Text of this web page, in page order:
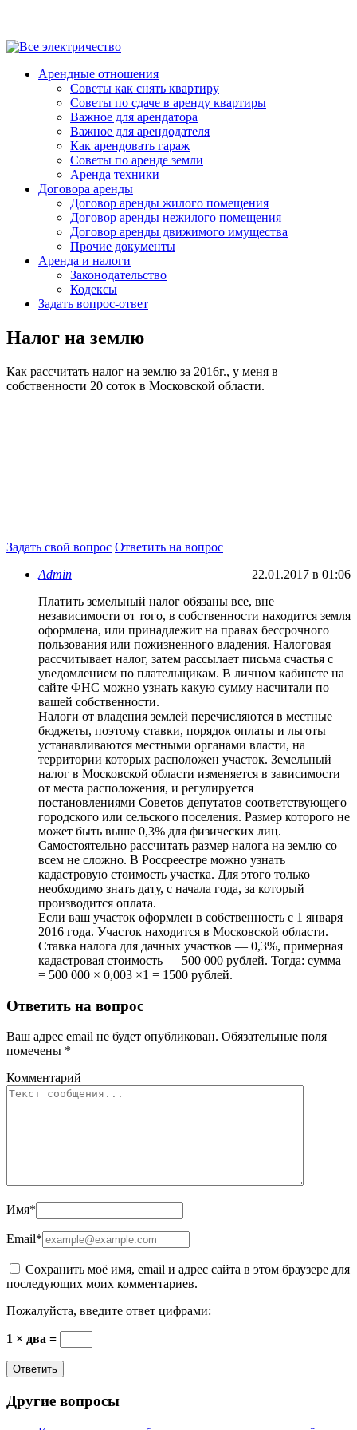
Арендные отношения
Советы как снять квартиру
Советы по сдаче в аренду квартиры
Важное для арендатора
Важное для арендодателя
Как арендовать гараж
Советы по аренде земли
Аренда техники
Договора аренды
Договор аренды жилого помещения
Договор аренды нежилого помещения
Договор аренды движимого имущества
Прочие документы
Аренда и налоги
Законодательство
Кодексы
Задать вопрос-ответ
Налог на землю
Как рассчитать налог на землю за 2016г., у меня в
собственности 20 соток в Московской области.
Задать свой вопрос Ответить на вопрос
22.01.2017 в 01:06
Admin
Платить земельный налог обязаны все, вне
независимости от того, в собственности находится земля
оформлена, или принадлежит на правах бессрочного
пользования или пожизненного владения. Налоговая
рассчитывает налог, затем рассылает письма счастья с
уведомлением по плательщикам. В личном кабинете на
сайте ФНС можно узнать какую сумму насчитали по
вашей собственности.
Налоги от владения землей перечисляются в местные
бюджеты, поэтому ставки, порядок оплаты и льготы
устанавливаются местными органами власти, на
территории которых расположен участок. Земельный
налог в Московской области изменяется в зависимости
от места расположения, и регулируется
постановлениями Советов депутатов соответствующего
городского или сельского поселения. Размер которого не
может быть выше 0,3% для физических лиц.
Самостоятельно рассчитать размер налога на землю со
всем не сложно. В Россреестре можно узнать
кадастровую стоимость участка. Для этого только
необходимо знать дату, с начала года, за который
производится оплата.
Если ваш участок оформлен в собственность с 1 января
2016 года. Участок находится в Московской области.
Ставка налога для дачных участков — 0,3%, примерная
кадастровая стоимость — 500 000 рублей. Тогда: сумма
= 500 000 × 0,003 ×1 = 1500 рублей.
Ответить на вопрос
Ваш адрес email не будет опубликован. Обязательные поля
помечены *
Комментарий
Имя*
Email*
Сохранить моё имя, email и адрес сайта в этом браузере для
последующих моих комментариев.
Пожалуйста, введите ответ цифрами:
1 × два =
Другие вопросы